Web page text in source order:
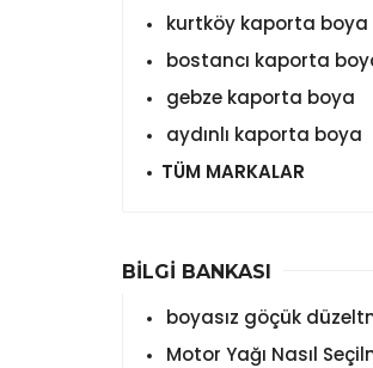
kurtköy kaporta boya
bostancı kaporta
gebze kaporta boya
aydınlı kaporta boya
TÜM MARKALAR
BİLGİ BANKASI
boyasız göçük
Motor Yağı Nasıl